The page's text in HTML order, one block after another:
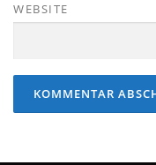
WEBSITE